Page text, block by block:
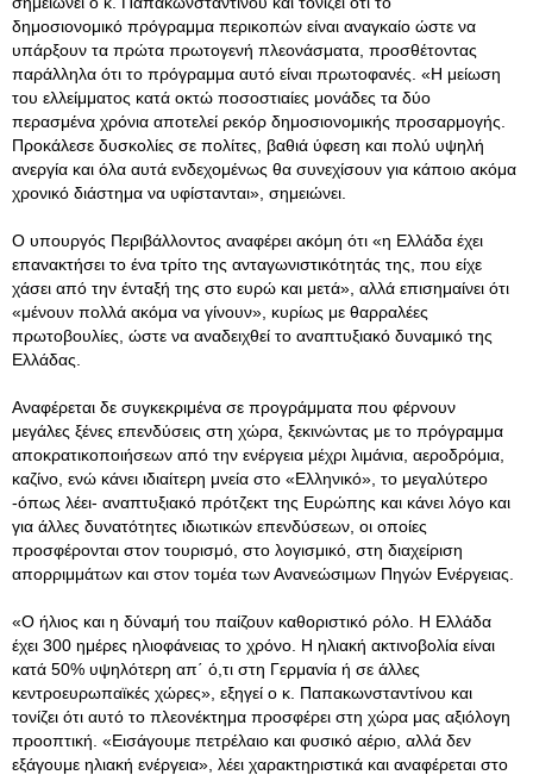
δημοσιονομικό πρόγραμμα περικοπών είναι αναγκαίο ώστε να
υπάρξουν τα πρώτα πρωτογενή πλεονάσματα, προσθέτοντας
παράλληλα ότι το πρόγραμμα αυτό είναι πρωτοφανές. «Η μείωση
του ελλείμματος κατά οκτώ ποσοστιαίες μονάδες τα δύο
περασμένα χρόνια αποτελεί ρεκόρ δημοσιονομικής προσαρμογής.
Προκάλεσε δυσκολίες σε πολίτες, βαθιά ύφεση και πολύ υψηλή
ανεργία και όλα αυτά ενδεχομένως θα συνεχίσουν για κάποιο ακόμα
χρονικό διάστημα να υφίστανται», σημειώνει.
Ο υπουργός Περιβάλλοντος αναφέρει ακόμη ότι «η Ελλάδα έχει
επανακτήσει το ένα τρίτο της ανταγωνιστικότητάς της, που είχε
χάσει από την ένταξή της στο ευρώ και μετά», αλλά επισημαίνει ότι
«μένουν πολλά ακόμα να γίνουν», κυρίως με θαρραλέες
πρωτοβουλίες, ώστε να αναδειχθεί το αναπτυξιακό δυναμικό της
Ελλάδας.
Αναφέρεται δε συγκεκριμένα σε προγράμματα που φέρνουν
μεγάλες ξένες επενδύσεις στη χώρα, ξεκινώντας με το πρόγραμμα
αποκρατικοποιήσεων από την ενέργεια μέχρι λιμάνια, αεροδρόμια,
καζίνο, ενώ κάνει ιδιαίτερη μνεία στο «Ελληνικό», το μεγαλύτερο
-όπως λέει- αναπτυξιακό πρότζεκτ της Ευρώπης και κάνει λόγο και
για άλλες δυνατότητες ιδιωτικών επενδύσεων, οι οποίες
προσφέρονται στον τουρισμό, στο λογισμικό, στη διαχείριση
απορριμμάτων και στον τομέα των Ανανεώσιμων Πηγών Ενέργειας.
«Ο ήλιος και η δύναμή του παίζουν καθοριστικό ρόλο. Η Ελλάδα
έχει 300 ημέρες ηλιοφάνειας το χρόνο. Η ηλιακή ακτινοβολία είναι
κατά 50% υψηλότερη απ΄ ό,τι στη Γερμανία ή σε άλλες
κεντροευρωπαϊκές χώρες», εξηγεί ο κ. Παπακωνσταντίνου και
τονίζει ότι αυτό το πλεονέκτημα προσφέρει στη χώρα μας αξιόλογη
προοπτική. «Εισάγουμε πετρέλαιο και φυσικό αέριο, αλλά δεν
εξάγουμε ηλιακή ενέργεια», λέει χαρακτηριστικά και αναφέρεται στο